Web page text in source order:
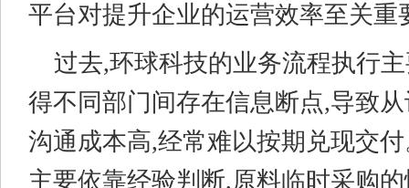
平台对提升企业的运营效率至关重
过去,环球科技的业务流程执行
得不同部门间存在信息断点,导致
沟通成本高,经常难以按期兑现交
主要依靠经验判断,原料临时采购